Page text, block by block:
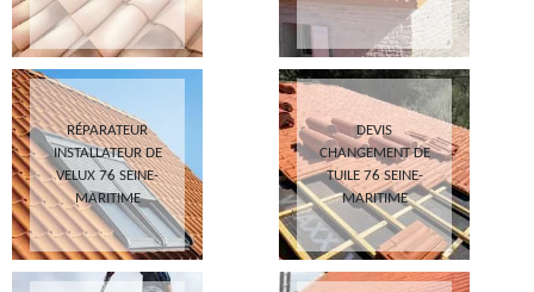
RÉPARATEUR
INSTALLATEUR DE
VELUX 76 SEINE-
MARITIME
DEVIS
CHANGEMENT DE
TUILE 76 SEINE-
MARITIME